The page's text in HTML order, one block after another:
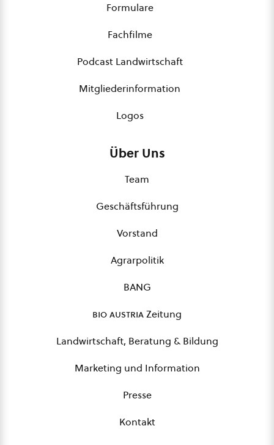
Formulare
Fachfilme
Podcast Landwirtschaft
Mitgliederinformation
Logos
Über Uns
Team
Geschäftsführung
Vorstand
Agrarpolitik
BANG
bio austriaZeitung
Landwirtschaft, Beratung & Bildung
Marketing und Information
Presse
Kontakt